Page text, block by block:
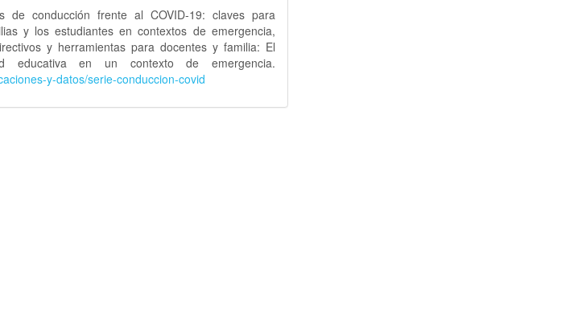
de conducción frente al COVID-19: claves para
y los estudiantes en contextos de emergencia,
y herramientas para docentes y familia: El
educativa en un contexto de emergencia.
y-datos/serie-conduccion-covid